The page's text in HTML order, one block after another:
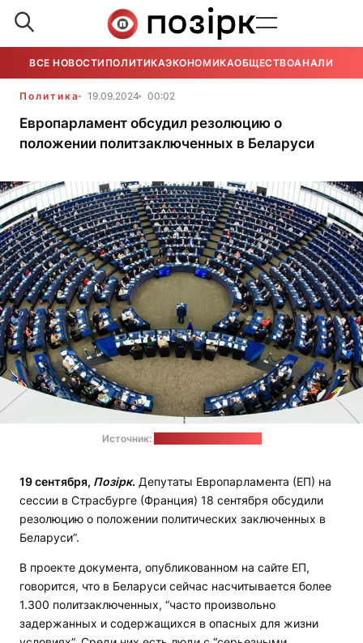
ВСЕ НОВОСТИ ПОЛИТИКАЭКОНОМИКАОБЩЕСТВОАНАЛИТИКА
Политика 19.09.2024 00:02
Европарламент обсудил резолюцию о
положении политзаключенных в Беларуси
Источник:
19 сентября, Позірк. Депутаты Европарламента (ЕП) на
сессии в Страсбурге (Франция) 18 сентября обсудили
резолюцию о положении политических заключенных в
Беларуси”.
В проекте документа, опубликованном на сайте ЕП,
говорится, что в Беларуси сейчас насчитывается более
1.300 политзаключенных, “часто произвольно
задержанных и содержащихся в опасных для жизни